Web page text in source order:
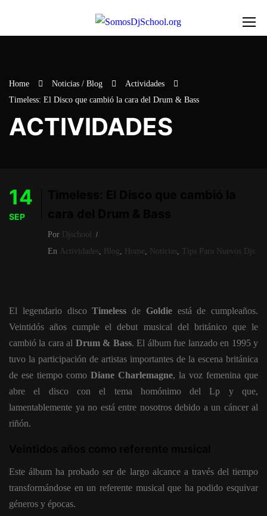
Home Noticias / Blog
Actividades
Timeless: El Disco que cambió la cara del Drum & Bass
ACTIVIDADES
14
SEP
Por
Djschool
En Actividades, Blog, Home , Noticias, Tips Para Nuevos Djs
El legendario discoTimeless de Goldieestá de cumpleaños.
Veintidós años cumple el debut musical del británico que le
cambió la cara al Drum & Bass. El álbum fue lanzado en 1995 y
tuvo la participación de artistas importantes de la escena británica
de ese tiempo como Diane Charlemagne, la voz femenina que
abre el disco con el tema homónimo del Lp y que,
lamentablemente ya no está entre nosotros debido a un cáncer al
riñón.
Este álbum ha probado ser de largo alcance a través del tiempo
transformándose en un referente musical que ha podido esquivar
géneros y épocas.